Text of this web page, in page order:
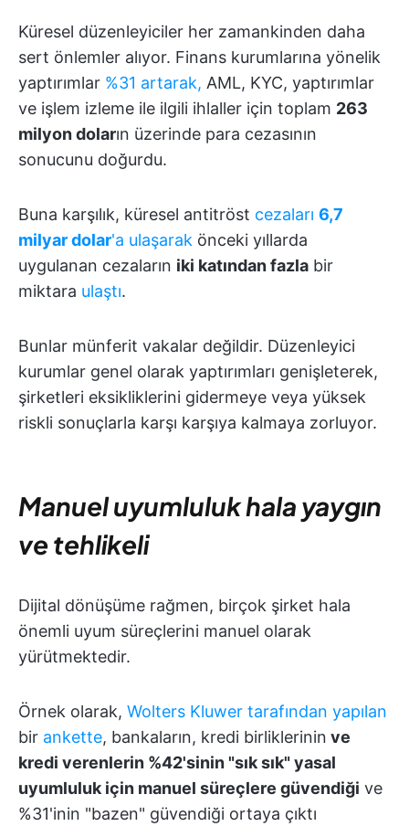
Küresel düzenleyiciler her zamankinden daha
sert önlemler alıyor. Finans kurumlarına yönelik
yaptırımlar %31 artarak, AML, KYC, yaptırımlar
ve işlem izleme ile ilgili ihlaller için toplam 263
milyon doların üzerinde para cezasının
sonucunu doğurdu.
Buna karşılık, küresel antitröst cezaları 6,7
milyar dolar'a ulaşarak önceki yıllarda
uygulanan cezaların iki katından fazla bir
miktara ulaştı.
Bunlar münferit vakalar değildir. Düzenleyici
kurumlar genel olarak yaptırımları genişleterek,
şirketleri eksikliklerini gidermeye veya yüksek
riskli sonuçlarla karşı karşıya kalmaya zorluyor.
Manuel uyumluluk hala yaygın
ve tehlikeli
Dijital dönüşüme rağmen, birçok şirket hala
önemli uyum süreçlerini manuel olarak
yürütmektedir.
Örnek olarak, Wolters Kluwer tarafından yapılan
bir ankette, bankaların, kredi birliklerinin ve
kredi verenlerin %42'sinin "sık sık" yasal
uyumluluk için manuel süreçlere güvendiği ve
%31'inin "bazen" güvendiği ortaya çıktı